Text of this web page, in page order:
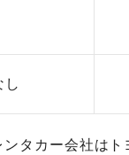
し
タカー会社は